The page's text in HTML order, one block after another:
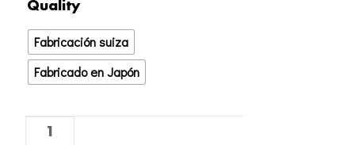
Quality
Fabricación suiza
Fabricado en Japón
Plata
Negro
Réplica
Clon
Suizo